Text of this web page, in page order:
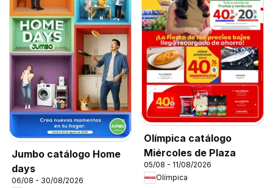
Jumbo catálogo Home
days
06/08 - 30/08/2026
Olímpica catálogo
Miércoles de Plaza
05/08 - 11/08/2026
Olímpica